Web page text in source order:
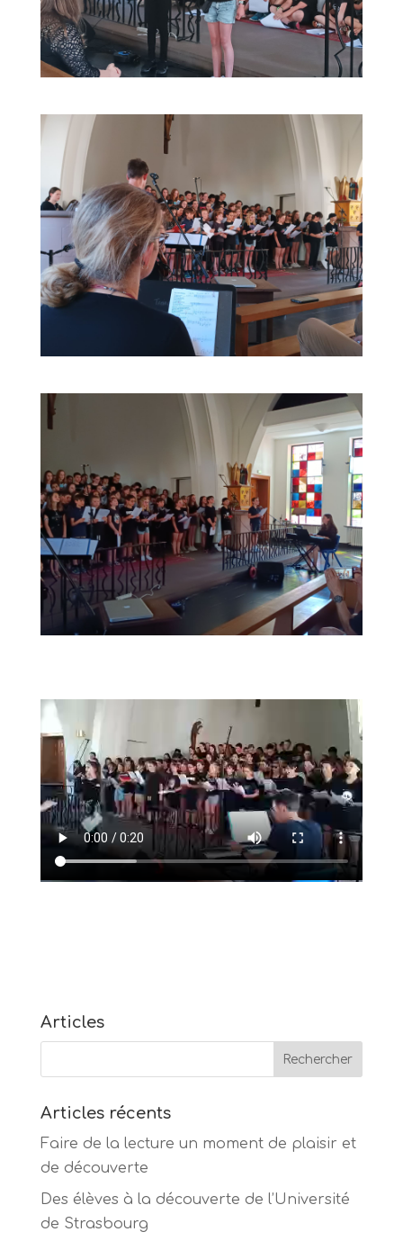
Articles
Articles récents
Faire de la lecture un moment de plaisir et
de découverte
Des élèves à la découverte de l’Université
de Strasbourg